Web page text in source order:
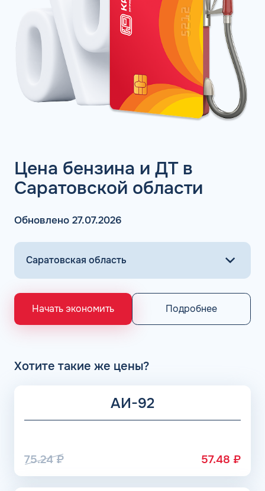
Цена бензина и ДТ в
Саратовской области
Обновлено 27.07.2026
Начать экономить Подробнее
Хотите такие же цены?
АИ-92
75.24₽ 57.48 ₽